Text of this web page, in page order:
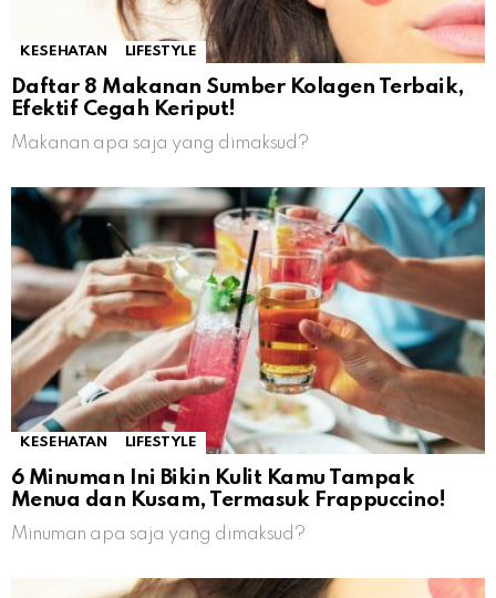
KESEHATAN LIFESTYLE
Daftar 8 Makanan Sumber Kolagen Terbaik,
Efektif Cegah Keriput!
Makanan apa saja yang dimaksud?
KESEHATAN LIFESTYLE
6 Minuman Ini Bikin Kulit Kamu Tampak
Menua dan Kusam, Termasuk Frappuccino!
Minuman apa saja yang dimaksud?